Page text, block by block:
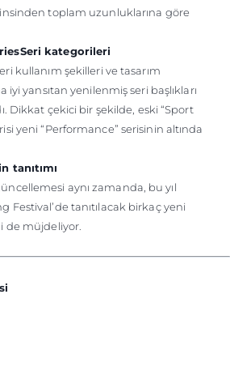
toplam uzunluklarına göre
kategorileri
kullanım şekilleri ve tasarım
iyi yansıtan yenilenmiş seri başlıkları
Dikkat çekici bir şekilde, eski “Sport
yeni “Performance” serisinin altında
tanıtımı
aynı zamanda, bu yıl
Festival’de tanıtılacak birkaç yeni
de müjdeliyor.